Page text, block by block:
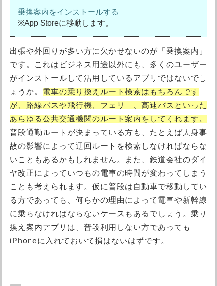
乗換案内をインストールする
※App Storeに移動します。
出張や外回りが多い方に欠かせないのが「乗換案内」
です。これはビジネス用途以外にも、多くのユーザー
がインストールして活用しているアプリではないでし
ょうか。 電車の乗り換えルート検索はもちろんです
が、路線バスや飛行機、フェリー、高速バスといった
あらゆる公共交通機関のルート案内をしてくれます。
普段通勤ルートが決まっている方も、たとえば人身事
故の影響によって迂回ルートを検索しなければならな
いこともあるかもしれません。また、鉄道会社のダイ
ヤ改正によっていつもの電車の時間が変わってしまう
ことも考えられます。仮に普段は自動車で移動してい
る方であっても、何らかの理由によって電車や新幹線
に乗らなければならないケースもあるでしょう。乗り
換え案内アプリは、普段利用しない方であっても
iPhoneに入れておいて損はないはずです。